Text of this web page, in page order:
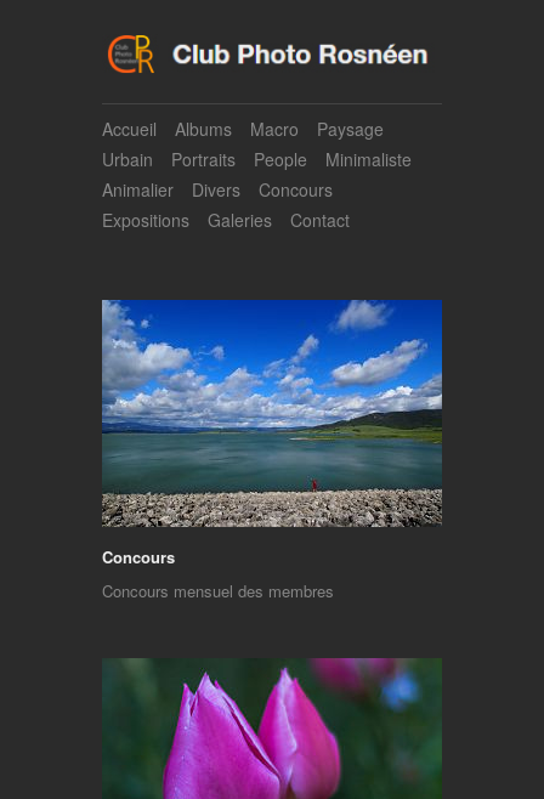
Accueil Albums Macro
Paysage
Urbain
Portraits People
Minimaliste
Animalier
Divers
Concours
Expositions
Galeries Contact
Concours
Concours mensuel des membres